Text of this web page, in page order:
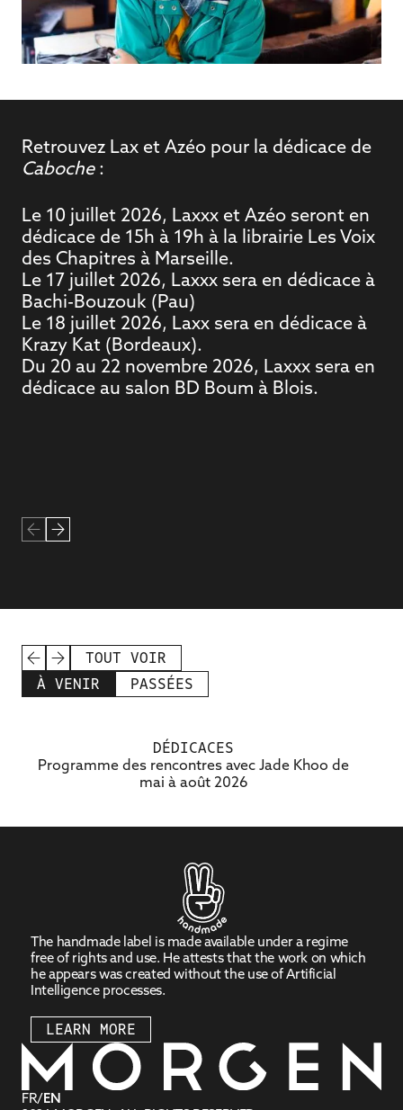
THE
BIOGRAPHY
Retrouvez Lax et Azéo pour la dédicace de
Caboche :
Le 10 juillet 2026, Laxxx et Azéo seront en
dédicace de 15h à 19h à la librairie Les Voix
des Chapitres à Marseille.
Le 17 juillet 2026, Laxxx sera en dédicace à
Bachi-Bouzouk (Pau)
Le 18 juillet 2026, Laxx sera en dédicace à
Krazy Kat (Bordeaux).
Du 20 au 22 novembre 2026, Laxxx sera en
dédicace au salon BD Boum à Blois.
AGENDA
TOUT VOIR
À VENIR
PASSÉES
DÉDICACES
Programme des rencontres avec Jade Khoo de
mai à août 2026
The handmade label is made available under a regime
free of rights and use. He attests that the work on which
he appears was created without the use of Artificial
Intelligence processes.
LEARN MORE
FR EN